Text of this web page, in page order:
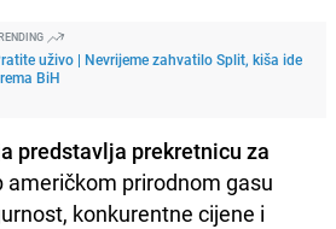
uživo | Nevrijeme zahvatilo Split, kiša ide
BiH
predstavlja prekretnicu za
američkom prirodnom gasu
konkurentne cijene i